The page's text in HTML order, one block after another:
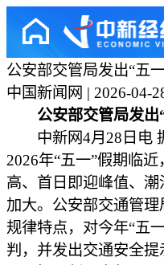
公安部交管局发出“五
中国新闻网 | 2026-04-
公安部交管局发
中新网4月28日电
2026年“五一”假期临
高、首日即迎峰值、
加大。公安部交通管
规律特点，对今年“五
判，并发出交通安全提